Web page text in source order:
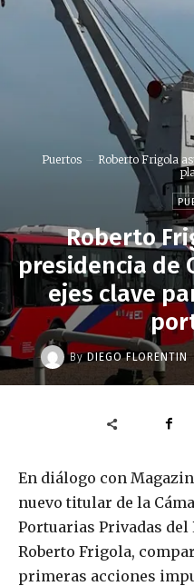
Puertos
Roberto Frigola
Roberto
presidencia de
ejes clave
By DIEGO FLORENTIN
En diálogo con
nuevo titular de la
Portuarias Privadas del
Roberto Frigola,
primeras acciones